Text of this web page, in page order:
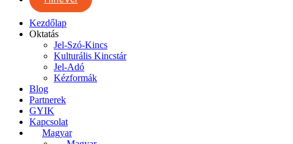
Kezdőlap
Oktatás
Jel-Szó-Kincs
Kulturális Kincstár
Jel-Adó
Kézformák
Blog
Partnerek
GYIK
Kapcsolat
Magyar